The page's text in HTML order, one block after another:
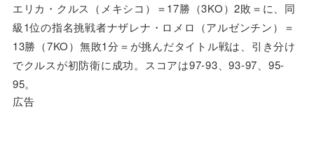
エリカ・クルス（メキシコ）＝17勝（3KO）2敗＝に、同
級1位の指名挑戦者ナザレナ・ロメロ（アルゼンチン）＝
13勝（7KO）無敗1分＝が挑んだタイトル戦は、引き分け
でクルスが初防衛に成功。スコアは97-93、93-97、95-
95。
広告